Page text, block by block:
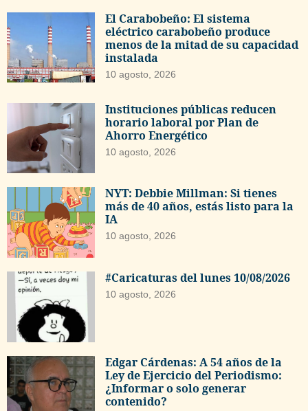
El Carabobeño: El sistema
eléctrico carabobeño produce
menos de la mitad de su capacidad
instalada
10 agosto, 2026
Instituciones públicas reducen
horario laboral por Plan de
Ahorro Energético
10 agosto, 2026
NYT: Debbie Millman: Si tienes
más de 40 años, estás listo para la
IA
10 agosto, 2026
#Caricaturas del lunes 10/08/2026
10 agosto, 2026
Edgar Cárdenas: A 54 años de la
Ley de Ejercicio del Periodismo:
¿Informar o solo generar
contenido?